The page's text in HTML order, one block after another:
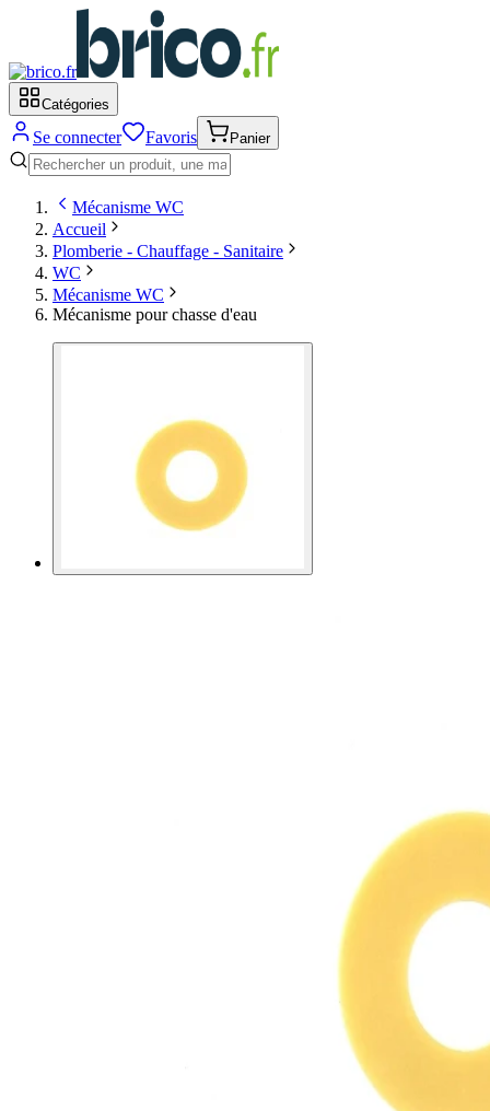
Catégories
Se connecter Favoris Panier
Mécanisme WC
Accueil
Plomberie - Chauffage - Sanitaire
WC
Mécanisme WC
Mécanisme pour chasse d'eau